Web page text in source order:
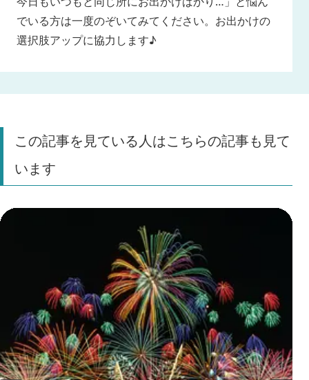
でいる方は一度のぞいてみてください。お出かけの
選択肢アップに協力します♪
この記事を見ている人はこちらの記事も見て
います